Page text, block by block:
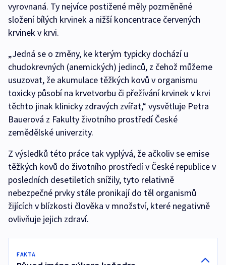
vyrovnaná. Ty nejvíce postižené měly pozměněné
složení bílých krvinek a nižší koncentrace červených
krvinek v krvi.
„Jedná se o změny, ke kterým typicky dochází u
chudokrevných (anemických) jedinců, z čehož můžeme
usuzovat, že akumulace těžkých kovů v organismu
toxicky působí na krvetvorbu či přežívání krvinek v krvi
těchto jinak klinicky zdravých zvířat,“ vysvětluje Petra
Bauerová z Fakulty životního prostředí České
zemědělské univerzity.
Z výsledků této práce tak vyplývá, že ačkoliv se emise
těžkých kovů do životního prostředí v České republice v
posledních desetiletích snížily, tyto relativně
nebezpečné prvky stále pronikají do těl organismů
žijících v blízkosti člověka v množství, které negativně
ovlivňuje jejich zdraví.
FAKTA